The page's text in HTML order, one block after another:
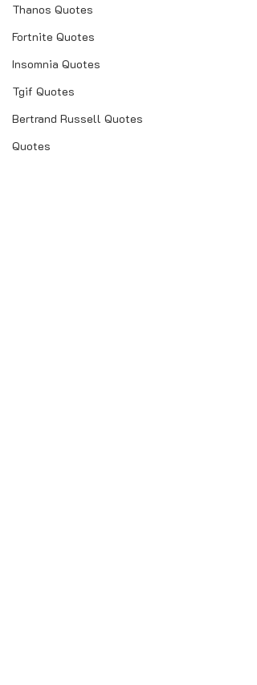
Thanos Quotes
Fortnite Quotes
Insomnia Quotes
Tgif Quotes
Bertrand Russell Quotes
Quotes